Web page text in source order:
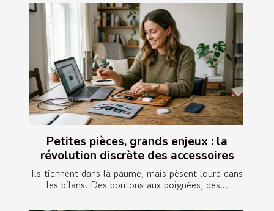
Petites pièces, grands enjeux : la
révolution discrète des accessoires
Ils tiennent dans la paume, mais pèsent lourd dans
les bilans. Des boutons aux poignées, des...